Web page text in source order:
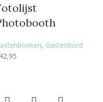
, Gastenbord
42,95